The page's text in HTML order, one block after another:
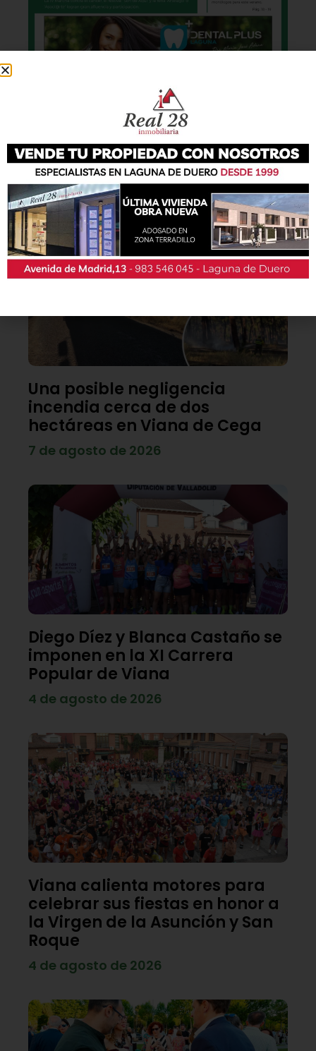
También podrás conseguir la revista en papel
de formagratuitaen todos los negocios
patrocinadores y en la Casa de las Artes.
Lo último
Una posible negligencia
incendia cerca de dos
hectáreas en Viana de Cega
7 de agosto de 2026
Diego Díez y Blanca Castaño se
imponen en la XI Carrera
Popular de Viana
4 de agosto de 2026
Viana calienta motores para
celebrar sus fiestas en honor a
la Virgen de la Asunción y San
Roque
4 de agosto de 2026